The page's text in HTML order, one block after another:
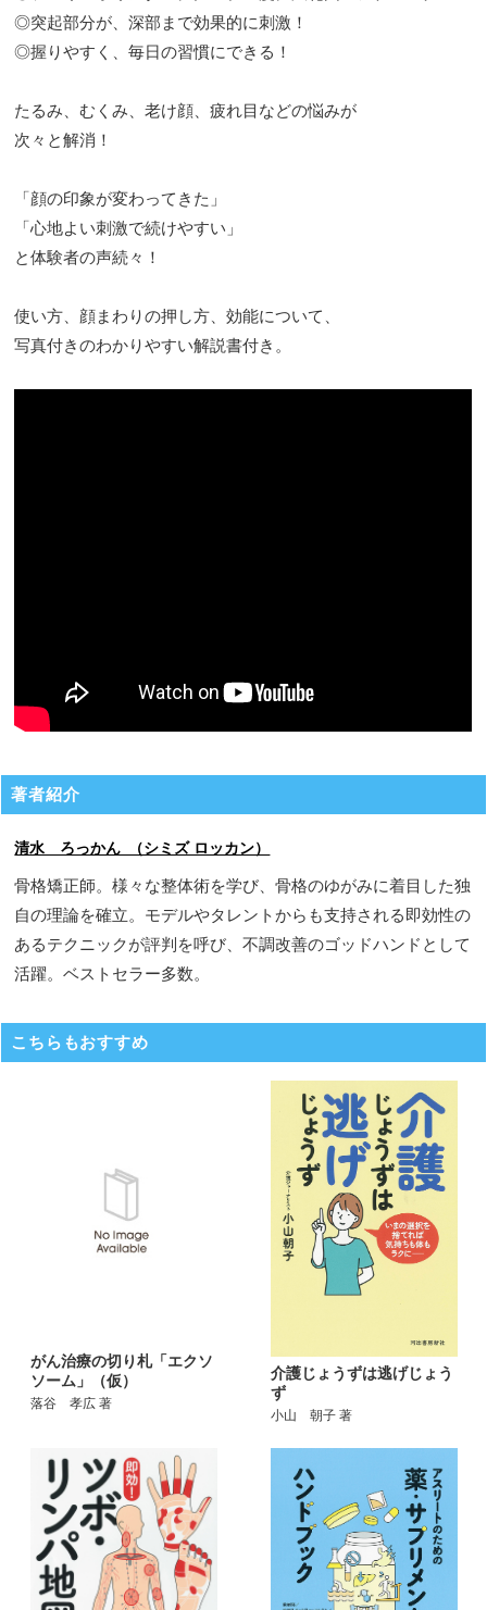
◎突起部分が、深部まで効果的に刺激！
◎握りやすく、毎日の習慣にできる！
たるみ、むくみ、老け顔、疲れ目などの悩みが
次々と解消！
「顔の印象が変わってきた」
「心地よい刺激で続けやすい」
と体験者の声続々！
使い方、顔まわりの押し方、効能について、
写真付きのわかりやすい解説書付き。
著者紹介
清水 ろっかん （シミズ ロッカン）
骨格矯正師。様々な整体術を学び、骨格のゆがみに着目した独
自の理論を確立。モデルやタレントからも支持される即効性の
あるテクニックが評判を呼び、不調改善のゴッドハンドとして
活躍。ベストセラー多数。
こちらもおすすめ
がん治療の切り札「エクソ
ソーム」（仮）
落谷 孝広 著
介護じょうずは逃げじょう
ず
小山 朝子 著